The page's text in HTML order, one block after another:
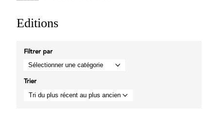
Editions
Filtrer par
Trier